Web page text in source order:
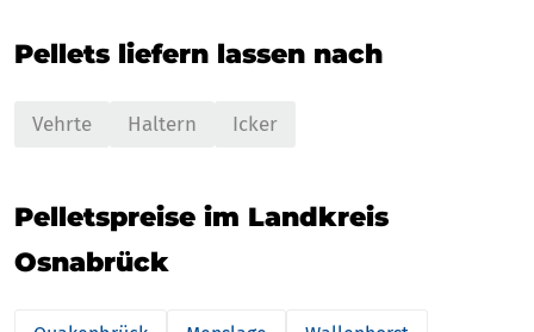
Pellets liefern lassen nach
Vehrte Haltern Icker
Pelletspreise im Landkreis
Osnabrück